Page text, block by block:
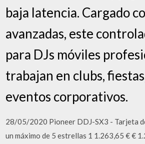
baja latencia. Cargado
avanzadas, este
para DJs móviles
trabajan en clubs,
eventos corporativos.
28/05/2020 Pioneer DDJ-SX3 - Tarjeta
un máximo de 5 estrellas 1 1.263,65 € €